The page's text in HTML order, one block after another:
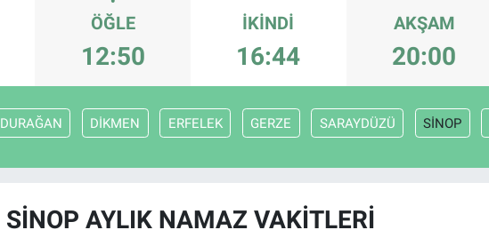
ÖĞLE
12:50
İKINDI
16:44
AKŞAM
20:00
DURAĞAN DİKMEN ERFELEK GERZE SARAYDÜZÜ SİNOP
SİNOP AYLIK NAMAZ VAKITLERI